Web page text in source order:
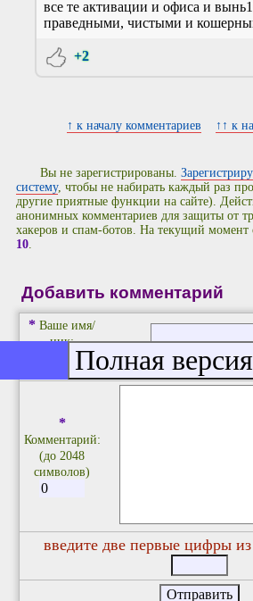
все те активации и офиса и
праведными, чистыми и
+2
↑ к началу комментариев ↑↑ к
Вы не зарегистрированы.
систему, чтобы не набирать каждый раз
другие приятные функции на сайте).
анонимных комментариев для защиты от
хакеров и спам-ботов. На текущий момент
10.
Добавить комментарий
* Ваше имя/
ник:
E-mail:
*
Комментарий:
(до 2048
символов)
введите две первые цифры